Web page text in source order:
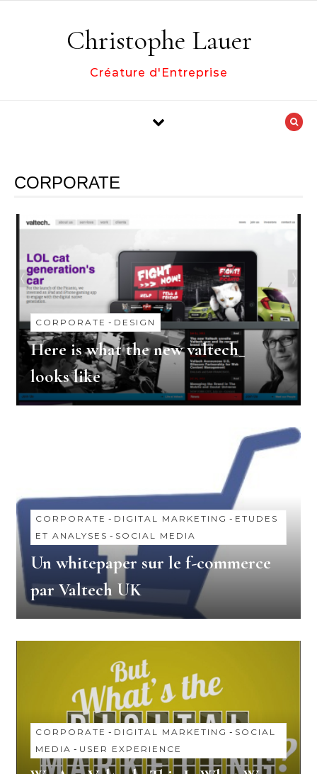
Christophe Lauer
Créature d'Entreprise
CORPORATE
CORPORATE - DESIGN
Here is what the new valtech_
looks like
CORPORATE - DIGITAL MARKETING - ETUDES
ET ANALYSES - SOCIAL MEDIA
Un whitepaper sur le f-commerce
par Valtech UK
CORPORATE - DIGITAL MARKETING - SOCIAL
MEDIA - USER EXPERIENCE